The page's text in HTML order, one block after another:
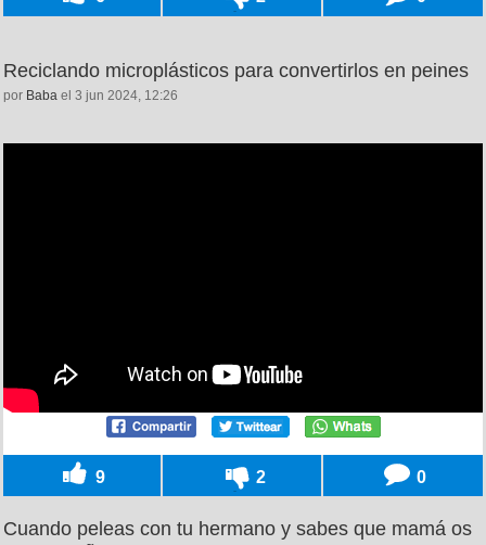
Reciclando microplásticos para convertirlos en peines
por Baba el 3 jun 2024, 12:26
9 2 0
Cuando peleas con tu hermano y sabes que mamá os